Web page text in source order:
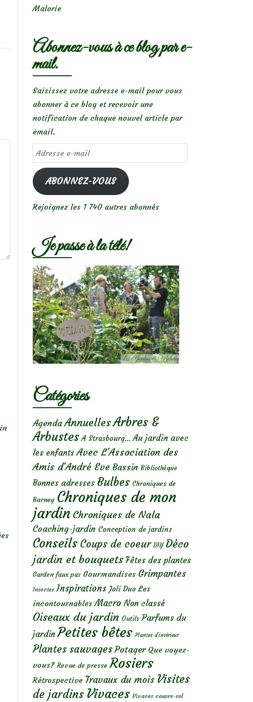
Malorie
Abonnez-vous à ce blog par e-
mail.
Saisissez votre adresse e-mail pour vous
abonner à ce blog et recevoir une
notification de chaque nouvel article par
email.
Adresse
e-
mailABONNEZ-VOUS
Rejoignez les 1 740 autres abonnés
Je passe à la télé!
Catégories
Agenda AnnuellesArbres &
Arbustes A Strasbourg... Au jardin avec
les enfants Avec L'Association des
Amis d'André Eve Bassin Bibliothèque
Bonnes adresses Bulbes Chroniques de
Barney Chroniques de mon
jardin Chroniques de Nala
Coaching-jardin Conception de jardins
Conseils Coups de coeur DIY Déco
jardin et bouquets Fêtes des plantes
Garden faux pas Gourmandises Grimpantes
Insectes Inspirations Joli Duo Les
incontournables Macro Non classé
Oiseaux du jardin Outils Parfums du
jardin Petites bêtes Plantes d’intérieur
Plantes sauvages Potager Que voyez-
vous? Revue de presse Rosiers
Rétrospective Travaux du mois Visites
de jardins Vivaces Vivaces couvre-sol